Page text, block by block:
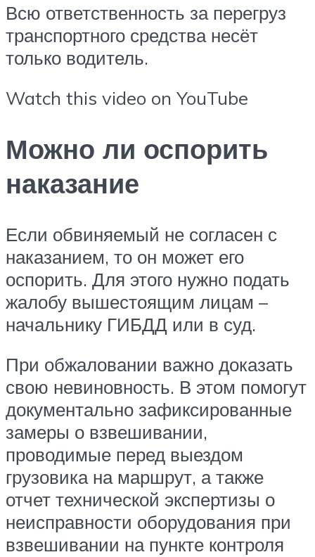
Всю ответственность за перегруз
транспортного средства несёт
только водитель.
Watch this video on YouTube
Можно ли оспорить
наказание
Если обвиняемый не согласен с
наказанием, то он может его
оспорить. Для этого нужно подать
жалобу вышестоящим лицам –
начальнику ГИБДД или в суд.
При обжаловании важно доказать
свою невиновность. В этом помогут
документально зафиксированные
замеры о взвешивании,
проводимые перед выездом
грузовика на маршрут, а также
отчет технической экспертизы о
неисправности оборудования при
взвешивании на пункте контроля